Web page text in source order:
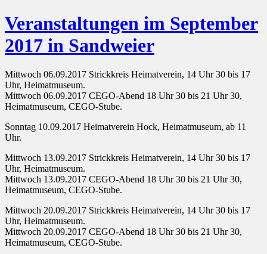
Veranstaltungen im September
2017 in Sandweier
Mittwoch 06.09.2017 Strickkreis Heimatverein, 14 Uhr 30 bis 17
Uhr, Heimatmuseum.
Mittwoch 06.09.2017 CEGO-Abend 18 Uhr 30 bis 21 Uhr 30,
Heimatmuseum, CEGO-Stube.
Sonntag 10.09.2017 Heimatverein Hock, Heimatmuseum, ab 11
Uhr.
Mittwoch 13.09.2017 Strickkreis Heimatverein, 14 Uhr 30 bis 17
Uhr, Heimatmuseum.
Mittwoch 13.09.2017 CEGO-Abend 18 Uhr 30 bis 21 Uhr 30,
Heimatmuseum, CEGO-Stube.
Mittwoch 20.09.2017 Strickkreis Heimatverein, 14 Uhr 30 bis 17
Uhr, Heimatmuseum.
Mittwoch 20.09.2017 CEGO-Abend 18 Uhr 30 bis 21 Uhr 30,
Heimatmuseum, CEGO-Stube.